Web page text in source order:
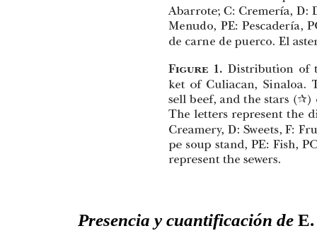
Presencia y cuantificación de